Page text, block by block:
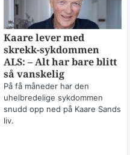
Kaare lever med
skrekk-sykdommen
ALS: – Alt har bare blitt
så vanskelig
På få måneder har den
uhelbredelige sykdommen
snudd opp ned på Kaare Sands
liv.